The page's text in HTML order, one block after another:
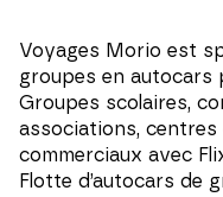
Voyages Morio est
groupes en autocars
Groupes scolaires,
associations,
commerciaux avec
Flotte d’autocars de